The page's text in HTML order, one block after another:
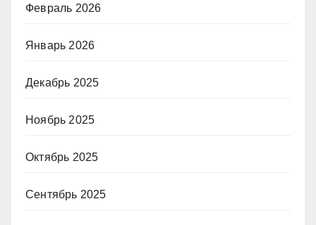
Февраль 2026
Январь 2026
Декабрь 2025
Ноябрь 2025
Октябрь 2025
Сентябрь 2025